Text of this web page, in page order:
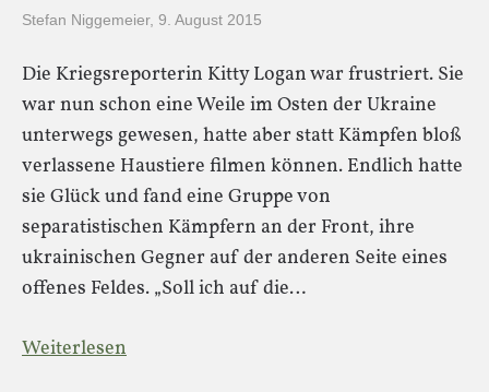
Stefan Niggemeier, 9. August 2015
Die Kriegsreporterin Kitty Logan war frustriert. Sie
war nun schon eine Weile im Osten der Ukraine
unterwegs gewesen, hatte aber statt Kämpfen bloß
verlassene Haustiere filmen können. Endlich hatte
sie Glück und fand eine Gruppe von
separatistischen Kämpfern an der Front, ihre
ukrainischen Gegner auf der anderen Seite eines
offenes Feldes. „Soll ich auf die…
Weiterlesen